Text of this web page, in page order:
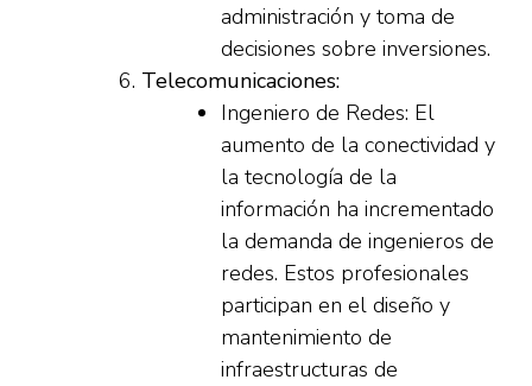
administración y toma de
decisiones sobre inversiones.
Telecomunicaciones:
Ingeniero de Redes: El
aumento de la conectividad y
la tecnología de la
información ha incrementado
la demanda de ingenieros de
redes. Estos profesionales
participan en el diseño y
mantenimiento de
infraestructuras de